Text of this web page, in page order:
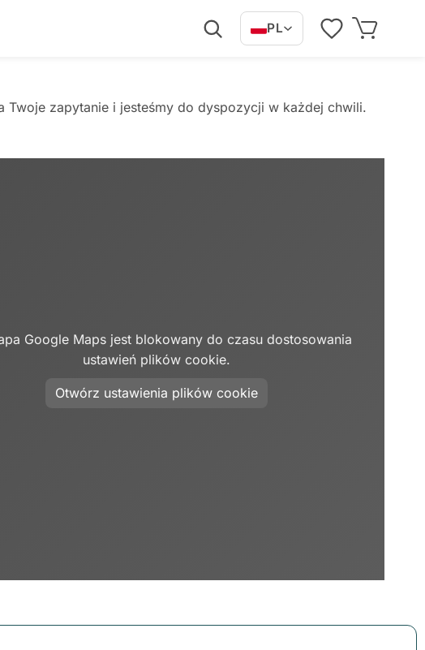
PL
Twoje zapytanie i jesteśmy do dyspozycji w każdej chwili.
Google Maps jest blokowany do czasu dostosowania
ustawień plików cookie.
Otwórz ustawienia plików cookie